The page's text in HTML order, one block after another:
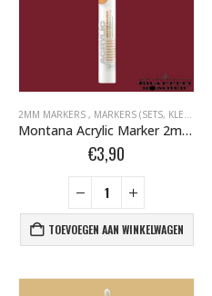
2MM MARKERS , MARKERS (SETS, KLEUR, EMPTY)
Montana Acrylic Marker 2mm 3060 Royal Red 346392
€3,90
TOEVOEGEN AAN WINKELWAGEN